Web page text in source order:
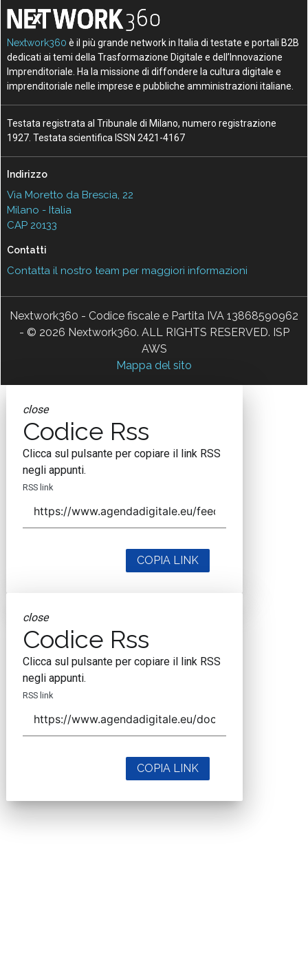
Nextwork360 è il più grande network in Italia di testate e portali B2B
dedicati ai temi della Trasformazione Digitale e dell’Innovazione
Imprenditoriale. Ha la missione di diffondere la cultura digitale e
imprenditoriale nelle imprese e pubbliche amministrazioni italiane.
Testata registrata al Tribunale di Milano, numero registrazione
1927. Testata scientifica ISSN 2421-4167
Indirizzo
Via Moretto da Brescia, 22
Milano - Italia
CAP 20133
Contatti
Contatta il nostro team per maggiori informazioni
Nextwork360 - Codice fiscale e Partita IVA 13868590962
- © 2026 Nextwork360. ALL RIGHTS RESERVED. ISP
AWS
Mappa del sito
close
Codice Rss
Clicca sul pulsante per copiare il link RSS
negli appunti.
RSS link
COPIA LINK
close
Codice Rss
Clicca sul pulsante per copiare il link RSS
negli appunti.
RSS link
COPIA LINK